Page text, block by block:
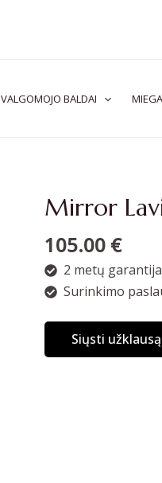
VALGOMOJO BALDAI
Mirror
105.00 €
2 metų garantija
Surinkimo
Siųsti užklausą